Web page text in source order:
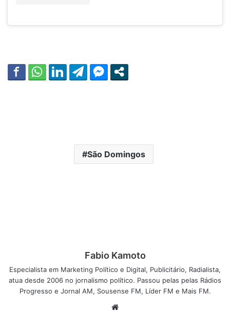
São Domingos
Fabio Kamoto
Especialista em Marketing Político e Digital, Publicitário, Radialista,
atua desde 2006 no jornalismo político. Passou pelas pelas Rádios
Progresso e Jornal AM, Sousense FM, Líder FM e Mais FM.